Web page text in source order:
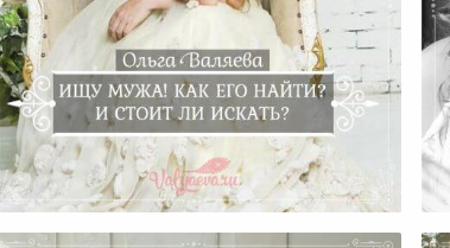
Ищу Мужа! Как Его Найти? И
Стоит Ли Искать?